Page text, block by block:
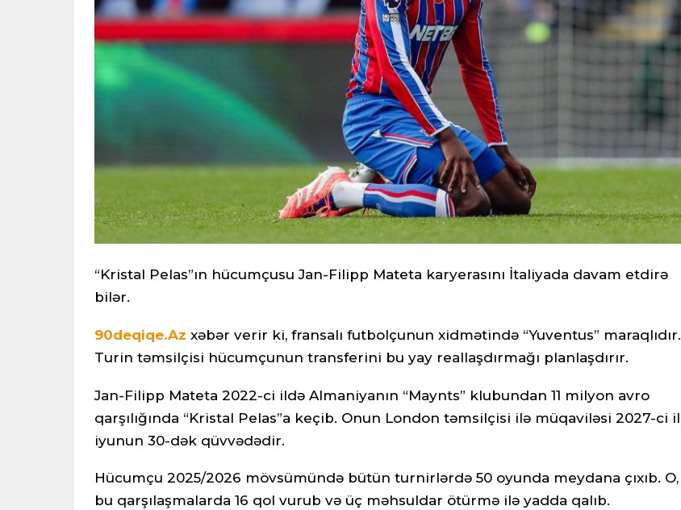
“Kristal Pelas”ın hücumçusu Jan-Filipp Mateta karyerasını İtaliyada davam etdirə
bilər.
90deqiqe.Az xəbər verir ki, fransalı futbolçunun xidmətində “Yuventus” maraqlıdır.
Turin təmsilçisi hücumçunun transferini bu yay reallaşdırmağı planlaşdırır.
Jan-Filipp Mateta 2022-ci ildə Almaniyanın “Maynts” klubundan 11 milyon avro
qarşılığında “Kristal Pelas”a keçib. Onun London təmsilçisi ilə müqaviləsi 2027-ci il
iyunun 30-dək qüvvədədir.
Hücumçu 2025/2026 mövsümündə bütün turnirlərdə 50 oyunda meydana çıxıb. O,
bu qarşılaşmalarda 16 qol vurub və üç məhsuldar ötürmə ilə yadda qalıb.